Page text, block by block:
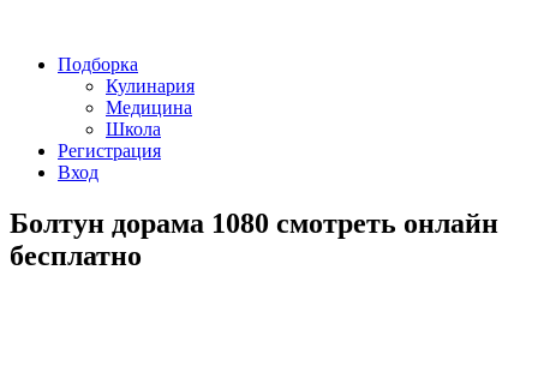
Подборка
Кулинария
Медицина
Школа
Регистрация
Вход
Болтун дорама 1080 смотреть онлайн
бесплатно